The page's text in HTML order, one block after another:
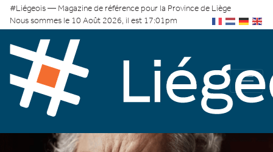
#Liégeois — Magazine de référence pour la Province de Liège
Nous sommes le 10 Août 2026, il est 17:01pm